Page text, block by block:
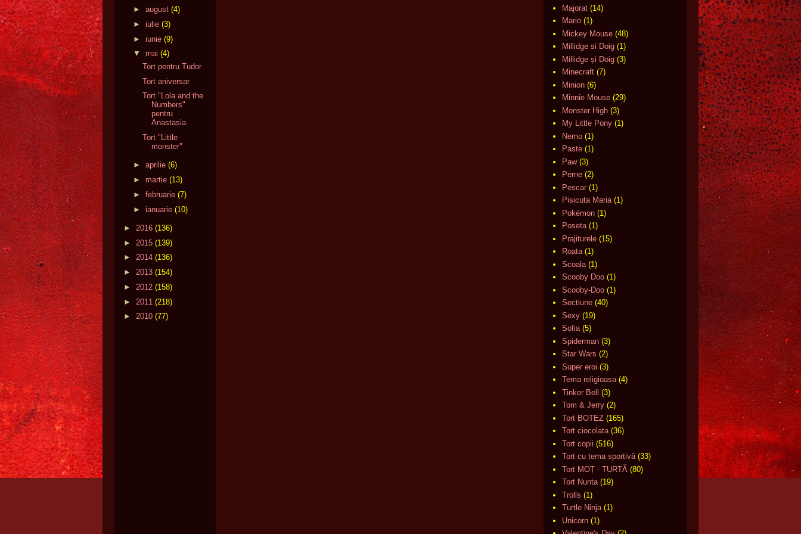
► august (4)
► iulie (3)
► iunie (9)
▼
mai (4)
Tort pentru Tudor
Tort aniversar
Tort "Lola and the
Numbers"
pentru
Anastasia
Tort "Little
monster"
► aprilie (6)
► martie (13)
► februarie (7)
► ianuarie (10)
► 2016 (136)
► 2015 (139)
► 2014 (136)
► 2013 (154)
► 2012 (158)
► 2011 (218)
► 2010 (77)
Majorat (14)
Mario (1)
Mickey Mouse (48)
Millidge si Doig (1)
Millidge și Doig (3)
Minecraft (7)
Minion (6)
Minnie Mouse (29)
Monster High (3)
My Little Pony (1)
Nemo (1)
Paste (1)
Paw (3)
Perne (2)
Pescar (1)
Pisicuta Maria (1)
Pokémon (1)
Poseta (1)
Prajiturele (15)
Roata (1)
Scoala (1)
Scooby Doo (1)
Scooby-Doo (1)
Sectiune (40)
Sexy (19)
Sofia (5)
Spiderman (3)
Star Wars (2)
Super eroi (3)
Tema religioasa (4)
Tinker Bell
(3)
Tom & Jerry (2)
Tort BOTEZ (165)
Tort ciocolata (36)
Tort copii (516)
Tort cu tema sportivă (33)
Tort MOȚ - TURTĂ (80)
Tort Nunta (19)
Trolls (1)
Turtle Ninja (1)
Unicorn (1)